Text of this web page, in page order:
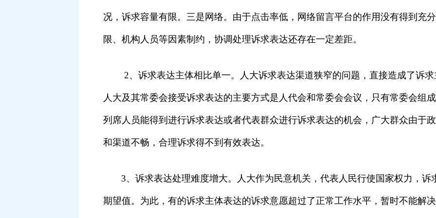
况，诉求容量有限。三是网络。由于点击率低，网络留言平台的作用没有得到充
限、机构人员等因素制约，协调处理诉求表达还存在一定差距。
2、诉求表达主体相比单一。 人大诉求表达渠道狭窄的问题，直接造成了诉
人大及其常委会接受诉求表达的主要方式是人代会和常委会会议，只有常委会组
列席人员能得到进行诉求表达或者代表群众进行诉求表达的机会，广大群众由于
和渠道不畅，合理诉求得不到有效表达。
3、诉求表达处理难度增大。 人大作为民意机关，代表人民行使国家权力，
期望值。为此，有的诉求主体表达的诉求意愿超过了正常工作水平，暂时不能解